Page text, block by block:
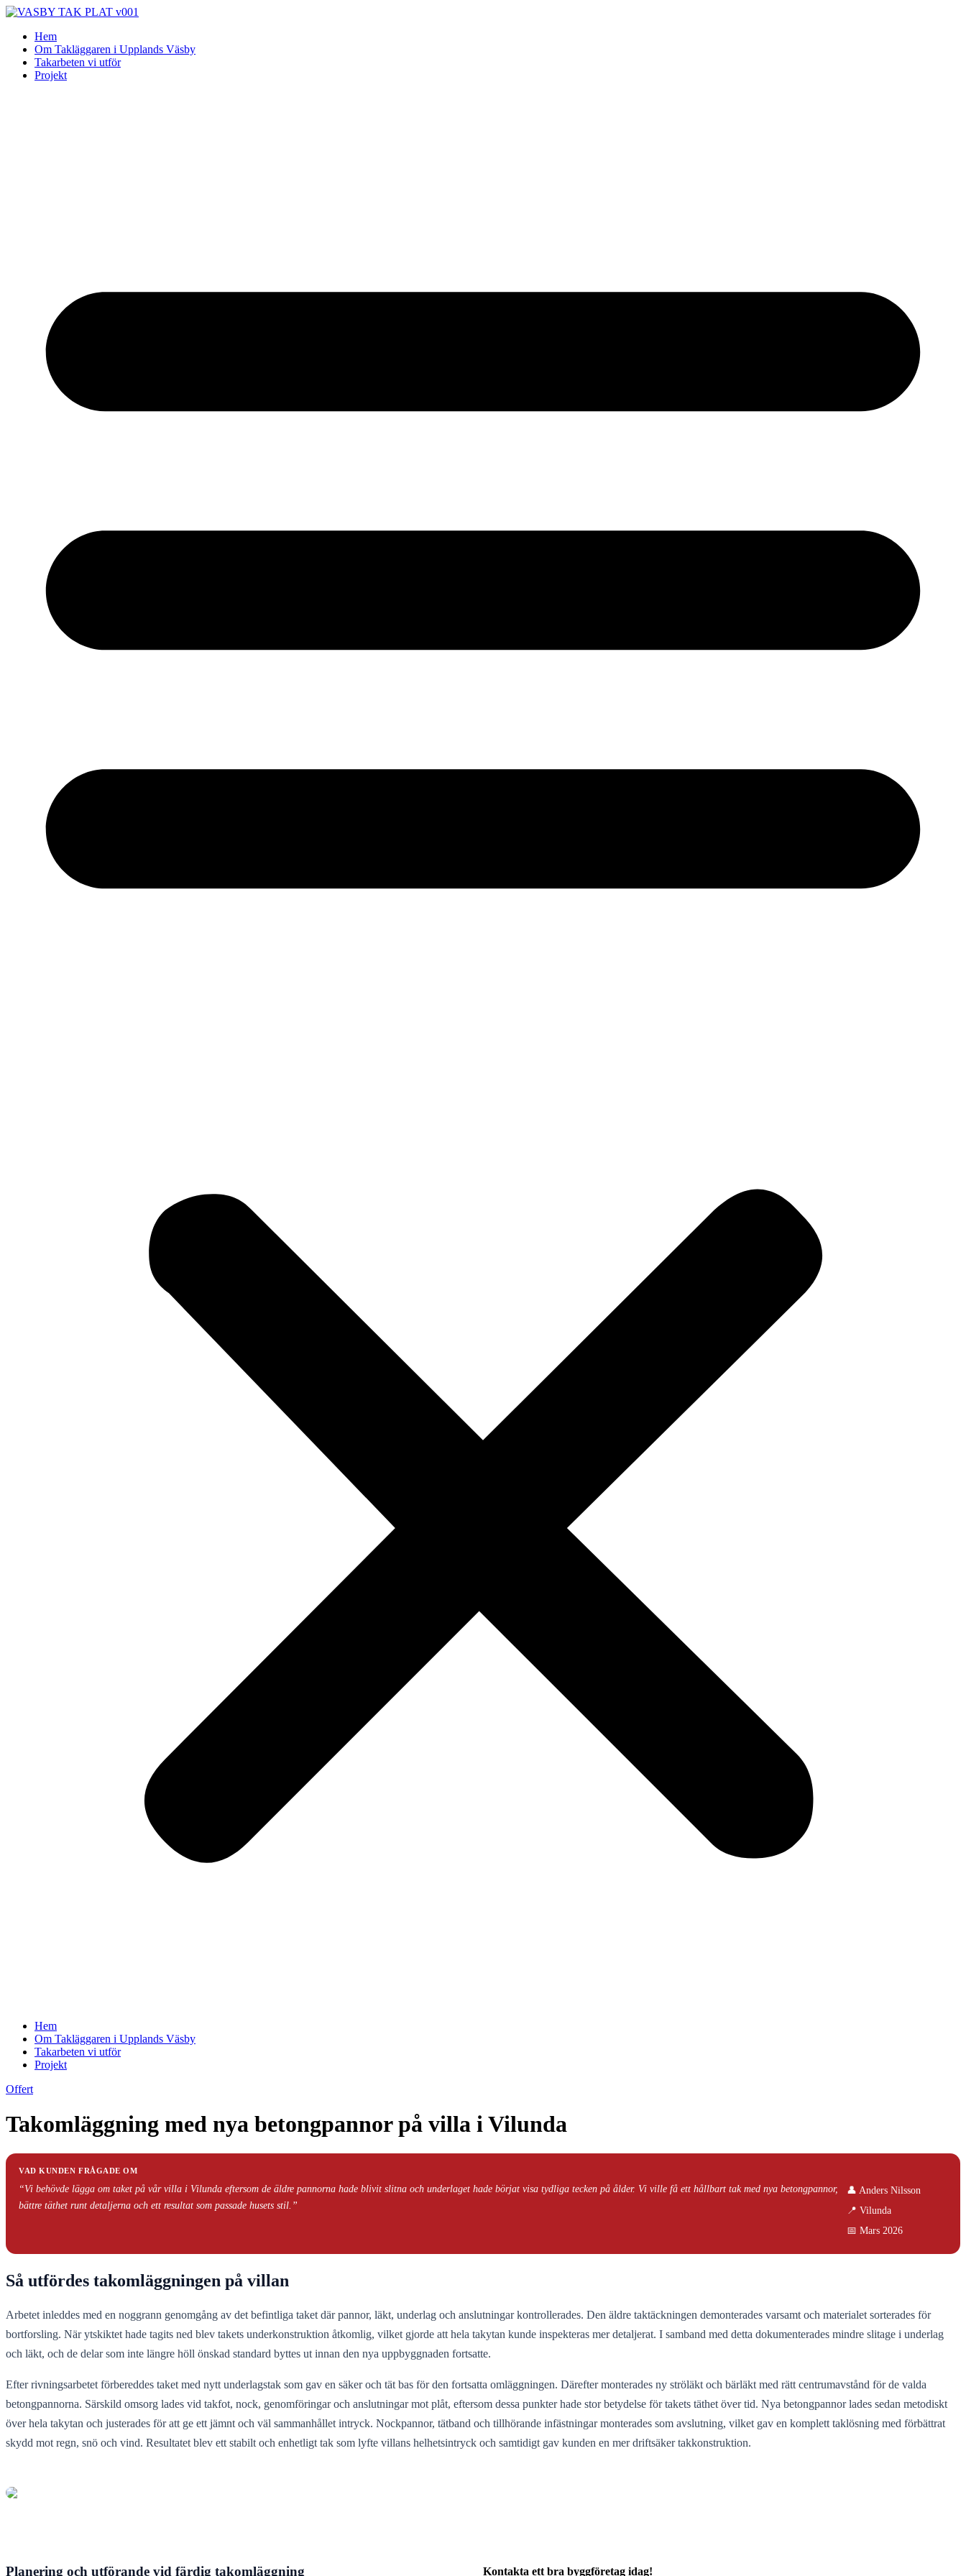
Skip
contentHem
Om Takläggaren i Upplands Väsby
Takarbeten vi utför
Projekt
Hem
Om Takläggaren i Upplands Väsby
Takarbeten vi utför
Projekt
Offert
Takomläggning med nya betongpannor på villa i Vilunda
VAD KUNDEN FRÅGADE OM
“Vi behövde lägga om taket på vår villa i Vilunda eftersom de äldre pannorna hade blivit slitna och underlaget hade börjat visa tydliga tecken på ålder. Vi ville få ett hållbart tak med nya betongpannor,
bättre täthet runt detaljerna och ett resultat som passade husets stil.”
👤 Anders Nilsson
📍 Vilunda
📅 Mars 2026
Så utfördes takomläggningen på villan
Arbetet inleddes med en noggrann genomgång av det befintliga taket där pannor, läkt, underlag och anslutningar kontrollerades. Den äldre taktäckningen demonterades varsamt och materialet sorterades för
bortforsling. När ytskiktet hade tagits ned blev takets underkonstruktion åtkomlig, vilket gjorde att hela takytan kunde inspekteras mer detaljerat. I samband med detta dokumenterades mindre slitage i underlag
och läkt, och de delar som inte längre höll önskad standard byttes ut innan den nya uppbyggnaden fortsatte.
Efter rivningsarbetet förbereddes taket med nytt underlagstak som gav en säker och tät bas för den fortsatta omläggningen. Därefter monterades ny ströläkt och bärläkt med rätt centrumavstånd för de valda
betongpannorna. Särskild omsorg lades vid takfot, nock, genomföringar och anslutningar mot plåt, eftersom dessa punkter hade stor betydelse för takets täthet över tid. Nya betongpannor lades sedan metodiskt
över hela takytan och justerades för att ge ett jämnt och väl sammanhållet intryck. Nockpannor, tätband och tillhörande infästningar monterades som avslutning, vilket gav en komplett taklösning med förbättrat
skydd mot regn, snö och vind. Resultatet blev ett stabilt och enhetligt tak som lyfte villans helhetsintryck och samtidigt gav kunden en mer driftsäker takkonstruktion.
Planering och utförande vid färdig takomläggning Kontakta ett bra byggföretag idag!